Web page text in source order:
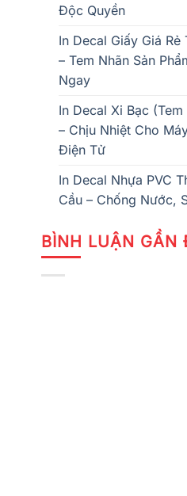
Độc Quyền
In Decal Giấy Giá Rẻ
– Tem Nhãn Sản
Ngay
In Decal Xi Bạc (Tem
– Chịu Nhiệt Cho
Điện Tử
In Decal Nhựa PVC
Cầu – Chống Nước,
BÌNH LUẬN GẦN